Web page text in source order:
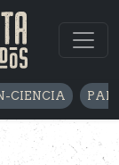
CIENCIA